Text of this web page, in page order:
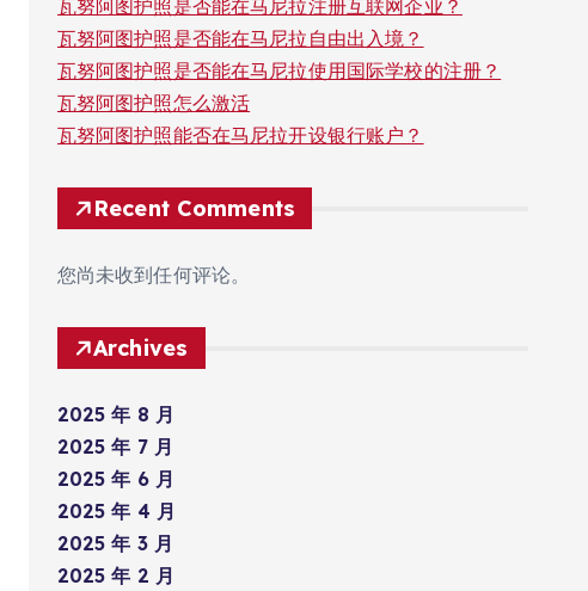
瓦努阿图护照是否能在马尼拉注册互联网企业？
瓦努阿图护照是否能在马尼拉自由出入境？
瓦努阿图护照是否能在马尼拉使用国际学校的注册？
瓦努阿图护照怎么激活
瓦努阿图护照能否在马尼拉开设银行账户？
Recent Comments
您尚未收到任何评论。
Archives
2025 年 8 月
2025 年 7 月
2025 年 6 月
2025 年 4 月
2025 年 3 月
2025 年 2 月